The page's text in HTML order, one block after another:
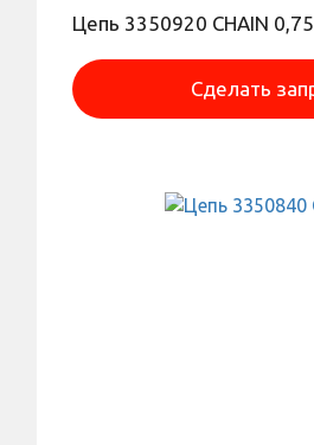
Цепь 3350920 CHAIN
Сделать